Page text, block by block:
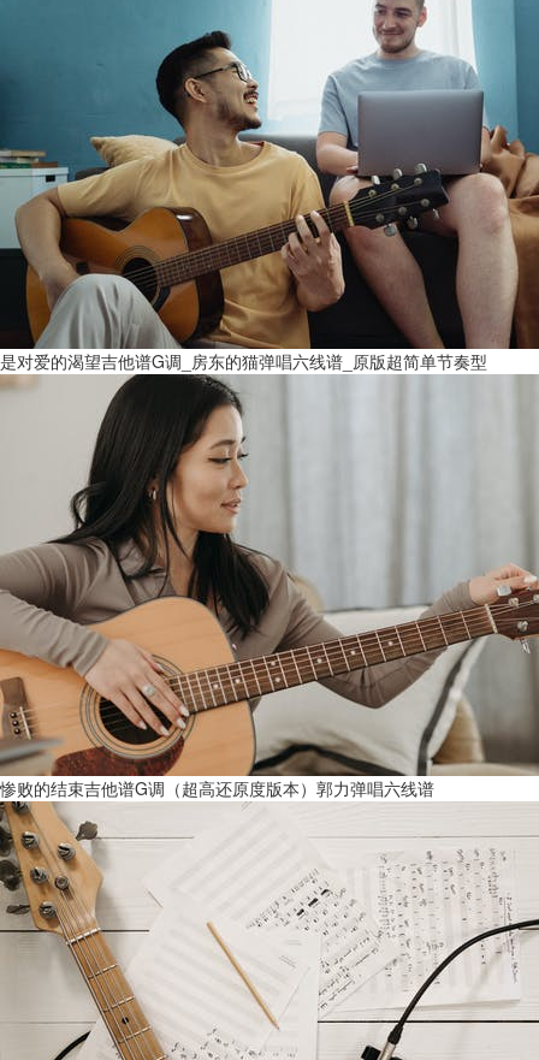
是对爱的渴望吉他谱G调_房东的猫弹唱六线谱_原版超简单节奏型
惨败的结束吉他谱G调（超高还原度版本）郭力弹唱六线谱